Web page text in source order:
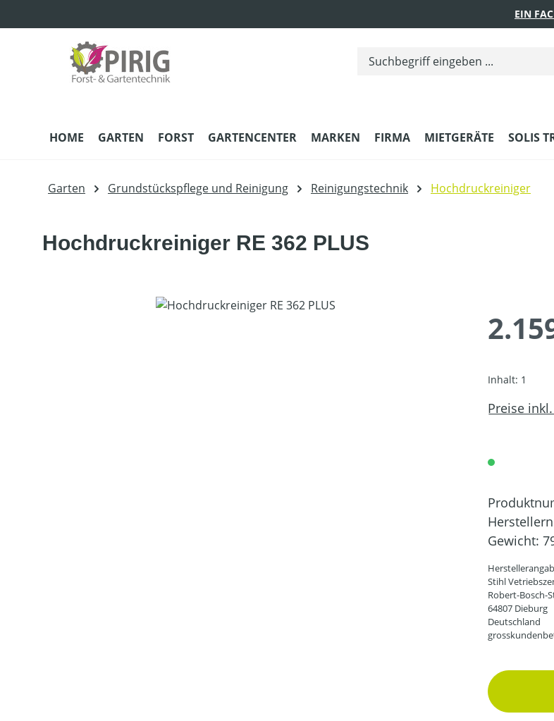
EIN
HOME GARTEN FORST GARTENCENTER MARKEN FIRMA MIETGERÄTE SOLIS
Garten Grundstückspflege und Reinigung Reinigungstechnik Hochdruckreiniger
Hochdruckreiniger RE 362 PLUS
Bildergalerie überspringen
Inhalt: 1
Preise
Gewicht:
Stihl
Robert-Bosch-
64807 Dieburg
Deutschland